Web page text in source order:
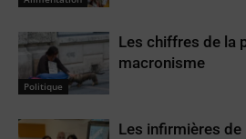
Politique
Les chiffres de la
macronisme
Les infirmières de